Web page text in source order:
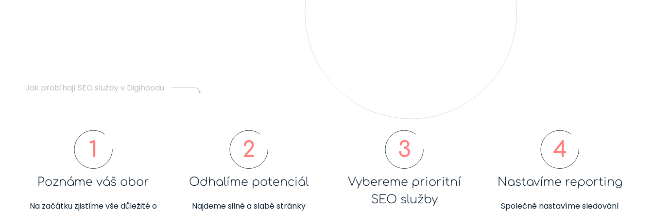
Jak probíhají SEO služby v Digihoodu
1
Poznáme váš obor
Na začátku zjistíme vše důležité o
2
Odhalíme potenciál
Najdeme silné a slabé stránky
3
Vybereme prioritní
SEO služby
4
Nastavíme reporting
Společně nastavíme sledování